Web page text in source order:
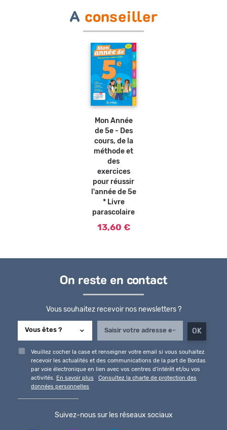
A conseiller
Ajouter
au
Mon Année
de 5e - Des
cours, de la
méthode et
des
exercices
pour réussir
l'année de 5e
* Livre
parascolaire
13,60 €
On reste en contact
Vous souhaitez recevoir nos newsletters ?
Veuillez cocher la case et renseigner votre email si vous souhaitez
recevoir les actualités et des communications de la part de Bordas
par voie électronique en lien avec vos centres d'intérêt et/ou vos
activités.
En savoir plus
Consultez la charte de protection des
données personnelles
Suivez-nous sur les réseaux sociaux